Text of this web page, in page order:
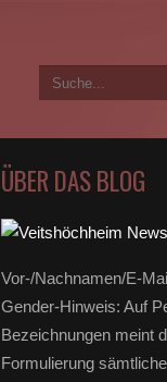
ÜBER DAS BLOG
Vor-/Nachnamen/E-
Gender-Hinweis: Auf
Bezeichnungen meint
Formulierung sämtliche